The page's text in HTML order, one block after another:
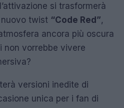
si trasformerà
twist “Code Red”,
ancora più oscura
non vorrebbe vivere
versioni inedite di
unica per i fan di